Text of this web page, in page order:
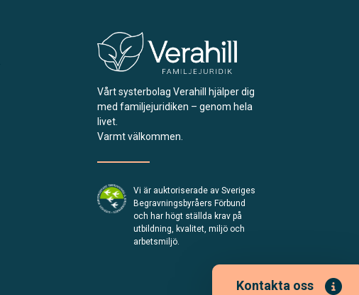
Kontakta oss
Vårt systerbolag Verahill hjälper dig
med familjejuridiken – genom hela
livet.
Varmt välkommen.
Vi är auktoriserade av Sveriges
Begravningsbyråers Förbund
och har högt ställda krav på
utbildning, kvalitet, miljö och
arbetsmiljö.